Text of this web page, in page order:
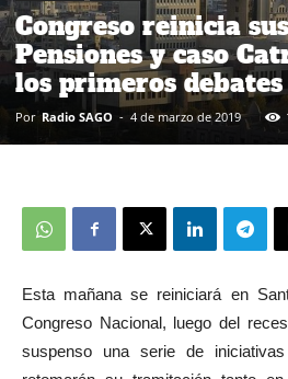
Congreso reinicia
Pensiones y caso
los primeros debates
Por Radio SAGO - 4 de marzo de 2019
Esta mañana se reiniciará en
Congreso Nacional, luego del
suspenso una serie de